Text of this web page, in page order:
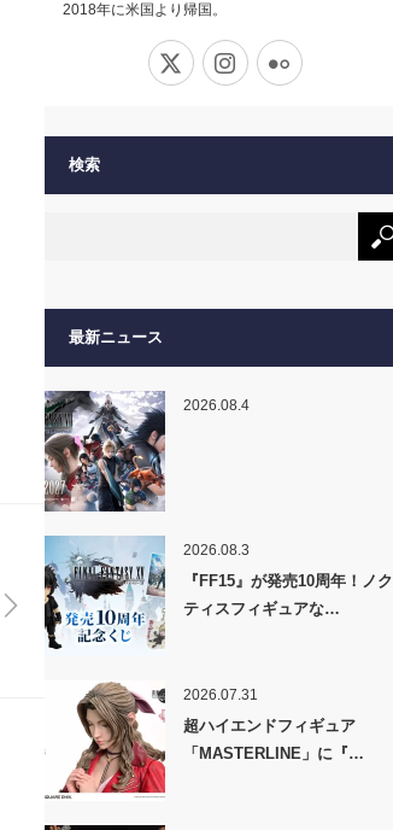
2018年に米国より帰国。
Instagram
検索
最新ニュース
2026.08.4
2026.08.3
『FF15』が発売10周年！ノク
ティスフィギュアな…
2026.07.31
超ハイエンドフィギュア
「MASTERLINE」に『…